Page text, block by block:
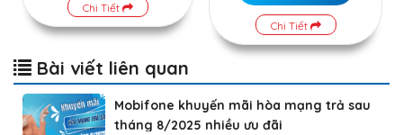
Chi Tiết
Chi Tiết
Bài viết liên quan
Mobifone khuyến mãi hòa mạng trả sau
tháng 8/2025 nhiều ưu đãi